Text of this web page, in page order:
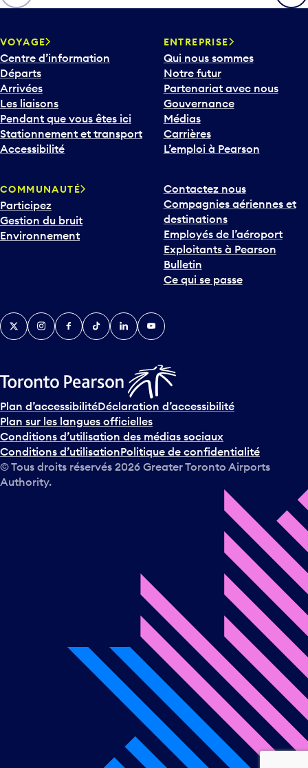
VOYAGE
Centre d’information
Départs
Arrivées
Les liaisons
Pendant que vous êtes ici
Stationnement et transport
Accessibilité
ENTREPRISE
Qui nous sommes
Notre futur
Partenariat avec nous
Gouvernance
Médias
Carrières
L’emploi à Pearson
COMMUNAUTÉ
Participez
Gestion du bruit
Environnement
Contactez nous
Compagnies aériennes et
destinations
Employés de l’aéroport
Exploitants à Pearson
Bulletin
Ce qui se passe
TwitterInstagramFacebook
TikTokLinkedInYouTube
Plan d’accessibilitéDéclaration d’accessibilité
Plan sur les langues officielles
Conditions d’utilisation des médias sociaux
Conditions d’utilisationPolitique de confidentialité
© Tous droits réservés 2026 Greater Toronto Airports
Authority.